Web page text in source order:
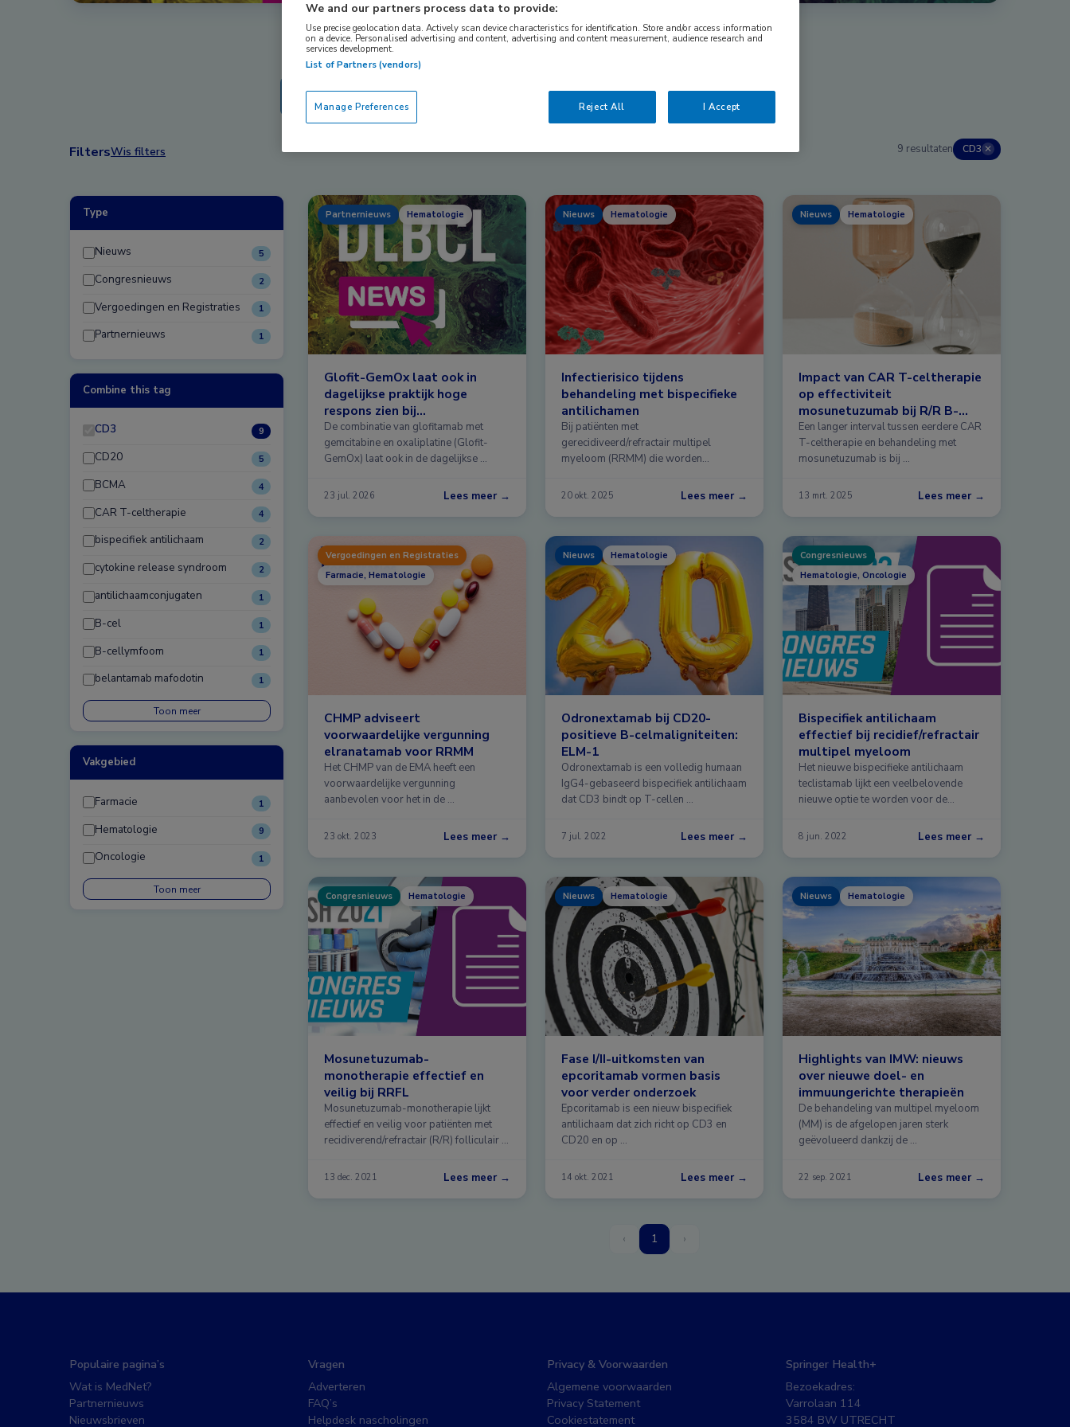
Nascholing
FiltersWis filters 9 resultaten CD3 ✕
Type
Nieuws 5
Congresnieuws 2
Vergoedingen en Registraties 1
Partnernieuws 1
Combine this tag
CD3 9
CD20 5
BCMA 4
CAR T-celtherapie 4
bispecifiek antilichaam 2
cytokine release syndroom 2
antilichaamconjugaten 1
B-cel 1
B-cellymfoom 1
belantamab mafodotin 1
Toon meer
Vakgebied
Farmacie 1
Hematologie 9
Oncologie 1
Toon meer
Partnernieuws Hematologie
Glofit-GemOx laat ook in
dagelijkse praktijk hoge
respons zien bij
gerecidiveerd/refractair DLBCL
De combinatie van glofitamab met
gemcitabine en oxaliplatine (Glofit-
GemOx) laat ook in de dagelijkse …
23 jul. 2026 Lees meer →
Nieuws Hematologie
Infectierisico tijdens
behandeling met bispecifieke
antilichamen
Bij patiënten met
gerecidiveerd/refractair multipel
myeloom (RRMM) die worden
antilichamen (BsAbs …
20 okt. 2025 Lees meer →
Nieuws Hematologie
Impact van CAR T-celtherapie
op effectiviteit
mosunetuzumab bij R/R B-
cellymfomen
Een langer interval tussen eerdere CAR
T-celtherapie en behandeling met
mosunetuzumab is bij …
13 mrt. 2025 Lees meer →
Vergoedingen en Registraties
Farmacie, Hematologie
CHMP adviseert
voorwaardelijke vergunning
elranatamab voor RRMM
Het CHMP van de EMA heeft een
voorwaardelijke vergunning
aanbevolen voor het in de …
23 okt. 2023 Lees meer →
Nieuws Hematologie
Odronextamab bij CD20-
positieve B-celmaligniteiten:
ELM-1
Odronextamab is een volledig humaan
IgG4-gebaseerd bispecifiek antilichaam
dat CD3 bindt op T-cellen …
7 jul. 2022 Lees meer →
Congresnieuws
Hematologie, Oncologie
Bispecifiek antilichaam
effectief bij recidief/refractair
multipel myeloom
Het nieuwe bispecifieke antilichaam
teclistamab lijkt een veelbelovende
nieuwe optie te worden voor de
8 jun. 2022 Lees meer →
Congresnieuws Hematologie
Mosunetuzumab-
monotherapie effectief en
veilig bij RRFL
Mosunetuzumab-monotherapie lijkt
effectief en veilig voor patiënten met
recidiverend/refractair (R/R) folliculair …
13 dec. 2021 Lees meer →
Nieuws Hematologie
Fase I/II-uitkomsten van
epcoritamab vormen basis
voor verder onderzoek
Epcoritamab is een nieuw bispecifiek
antilichaam dat zich richt op CD3 en
CD20 en op …
14 okt. 2021 Lees meer →
Nieuws Hematologie
Highlights van IMW: nieuws
over nieuwe doel- en
immuungerichte therapieën
De behandeling van multipel myeloom
(MM) is de afgelopen jaren sterk
geëvolueerd dankzij de …
22 sep. 2021 Lees meer →
‹ 1 ›
Populaire pagina’s
Wat is MedNet?
Partnernieuws
Nieuwsbrieven
Vragen
Adverteren
FAQ’s
Helpdesk nascholingen
Privacy & Voorwaarden
Algemene voorwaarden
Privacy Statement
Cookiestatement
Springer Health+
Bezoekadres:
Varrolaan 114
3584 BW UTRECHT
We and our partners process data to provide:
Use precise geolocation data. Actively scan device characteristics for identification. Store and/or access information
on a device. Personalised advertising and content, advertising and content measurement, audience research and
services development.
List of Partners (vendors)
Reject All I Accept
Manage Preferences